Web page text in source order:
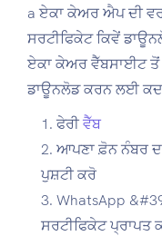
a ਏਕਾ ਕੇਅਰ ਐਪ ਦੀ
ਸਰਟੀਫਿਕੇਟ ਕਿਵੇਂ
ਏਕਾ ਕੇਅਰ ਵੈੱਬਸਾਈਟ ਤੋਂ
ਡਾਊਨਲੋਡ ਕਰਨ ਲਈ
ਫੇਰੀਵੈੱਬ
ਆਪਣਾ ਫ਼ੋਨ ਨੰਬਰ
ਪੁਸ਼ਟੀ ਕਰੋ
WhatsApp
ਸਰਟੀਫਿਕੇਟ ਪ੍ਰਾਪਤ